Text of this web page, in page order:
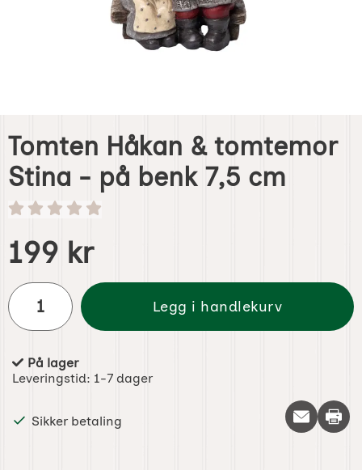
Tomten Håkan & tomtemor
Stina - på benk 7,5 cm
Handle dette produktet, Tomten Håkan & tomtemor Stina
pris
199 kr
antall
Legg i handlekurv
Produkttilgjengelighet:
På lager
Leveringstid: 1-7 dager
Sikker betaling Skriv